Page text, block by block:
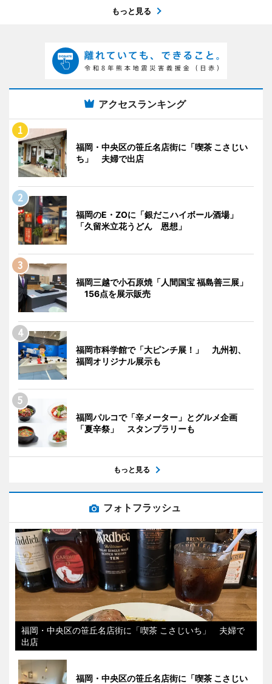
もっと見る
アクセスランキング
福岡・中央区の笹丘名店街に「喫茶 こさじい
ち」 夫婦で出店
福岡のE・ZOに「銀だこハイボール酒場」
「久留米立花うどん 恩想」
福岡三越で小石原焼「人間国宝 福島善三展」
156点を展示販売
福岡市科学館で「大ピンチ展！」 九州初、
福岡オリジナル展示も
福岡パルコで「辛メーター」とグルメ企画
「夏辛祭」 スタンプラリーも
もっと見る
フォトフラッシュ
福岡・中央区の笹丘名店街に「喫茶 こさじいち」 夫婦で
出店
福岡・中央区の笹丘名店街に「喫茶 こさじい